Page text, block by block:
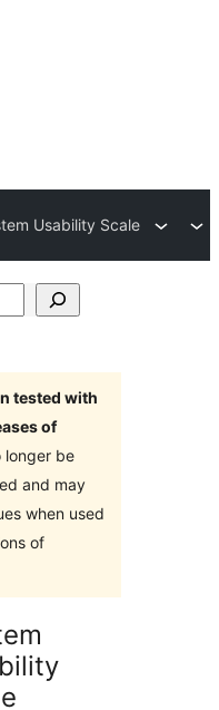
Usability Scale
tested with
of
longer be
and may
when used
of